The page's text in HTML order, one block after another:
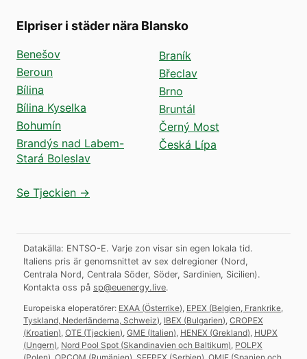
Elpriser i städer nära Blansko
Benešov
Beroun
Bílina
Bílina Kyselka
Bohumín
Brandýs nad Labem-
Stará Boleslav
Braník
Břeclav
Brno
Bruntál
Černý Most
Česká Lípa
Se Tjeckien →
Datakälla: ENTSO-E. Varje zon visar sin egen lokala tid.
Italiens pris är genomsnittet av sex delregioner (Nord,
Centrala Nord, Centrala Söder, Söder, Sardinien, Sicilien).
Kontakta oss på sp@euenergy.live.
Europeiska eloperatörer: EXAA (Österrike) EPEX (Belgien, Frankrike,
Tyskland, Nederländerna, Schweiz) IBEX (Bulgarien) CROPEX
(Kroatien) OTE (Tjeckien) GME (Italien) HENEX (Grekland) HUPX
(Ungern) Nord Pool Spot (Skandinavien och Baltikum) POLPX